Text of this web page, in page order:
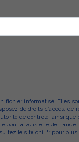
fichier informatisé. Elles
de droits d’accès,
de contrôle, ainsi
vous être
le site cnil.fr pour